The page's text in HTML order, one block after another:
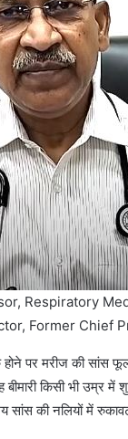
Respiratory
Former Chief
होने पर मरीज की सांस
किसी भी उम्र
की नलियों में